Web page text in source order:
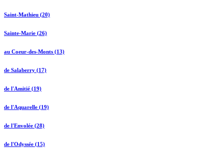
Saint-Mathieu (20)
Sainte-Marie (26)
au Coeur-des-Monts (13)
de Salaberry (17)
de l'Amitié (19)
de l'Aquarelle (19)
de l'Envolée (28)
de l'Odyssée (15)